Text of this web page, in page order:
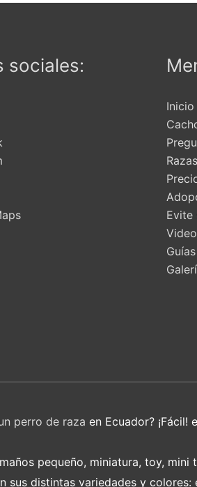
sociales:
Inicio
Evite
perro de raza en Ecuador? ¡Fácil!
pequeño, miniatura, toy,
sus distintas variedades y